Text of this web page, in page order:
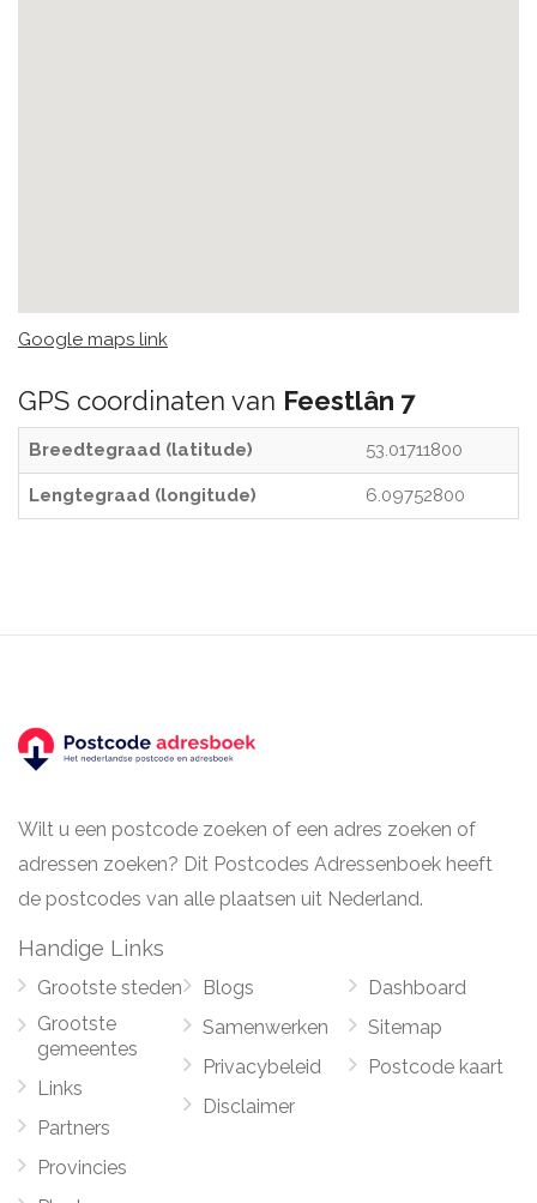
Google maps link
GPS coordinaten van Feestlân 7
Breedtegraad (latitude) 53.01711800
Lengtegraad (longitude) 6.09752800
Wilt u een postcode zoeken of een adres zoeken of
adressen zoeken? Dit Postcodes Adressenboek heeft
de postcodes van alle plaatsen uit Nederland.
Handige Links
Grootste steden
Grootste
gemeentes
Links
Partners
Provincies
Blogs
Samenwerken
Privacybeleid
Disclaimer
Dashboard
Sitemap
Postcode kaart